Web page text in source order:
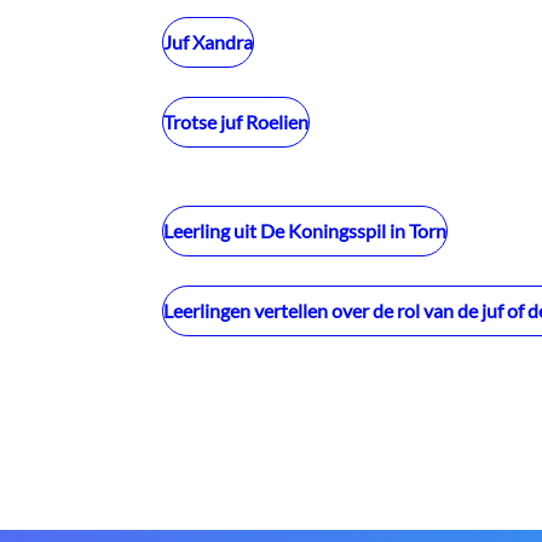
Juf Xandra
Trotse juf Roelien
Leerling uit De Koningsspil in Torn
Leerlingen vertellen over de rol van de juf of